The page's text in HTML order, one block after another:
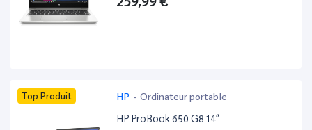
Top Produit HP - Ordinateur portable
HP ProBook 650 G8 14”